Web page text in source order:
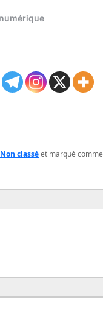
Non classéet marqué comme